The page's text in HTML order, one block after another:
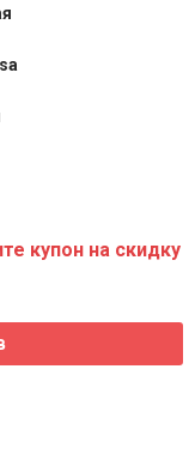
купон на скидку